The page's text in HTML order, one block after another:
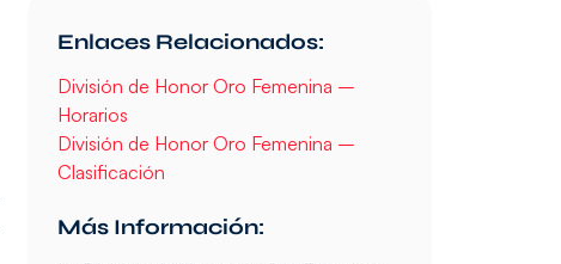
Enlaces Relacionados:
División de Honor Oro Femenina –
Horarios
División de Honor Oro Femenina –
Clasificación
Más Información: